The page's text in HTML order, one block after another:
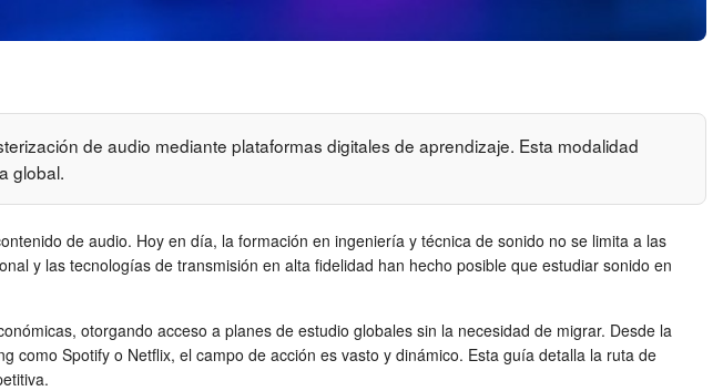
de audio mediante plataformas digitales de aprendizaje. Esta modalidad
global.
de audio. Hoy en día, la formación en ingeniería y técnica de sonido no se limita a las
y las tecnologías de transmisión en alta fidelidad han hecho posible que estudiar sonido en
otorgando acceso a planes de estudio globales sin la necesidad de migrar. Desde la
Spotify o Netflix, el campo de acción es vasto y dinámico. Esta guía detalla la ruta de